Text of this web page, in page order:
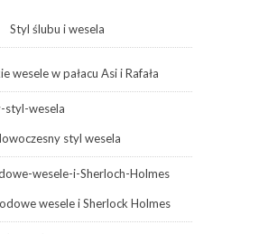
Styl ślubu i wesela
wesele w pałacu Asi i Rafała
styl wesela
wesele i Sherlock Holmes